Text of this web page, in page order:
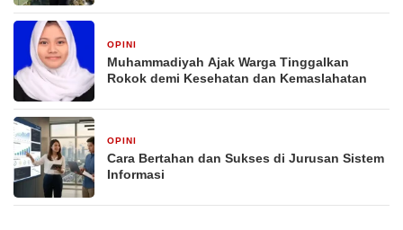
OPINI
Muhammadiyah Ajak Warga Tinggalkan
Rokok demi Kesehatan dan Kemaslahatan
OPINI
Cara Bertahan dan Sukses di Jurusan Sistem
Informasi